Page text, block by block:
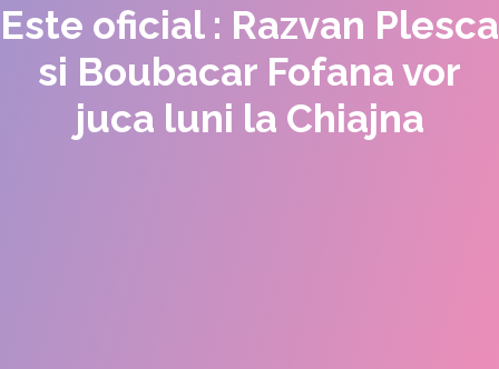
Este oficial : Razvan Plesca
si Boubacar Fofana vor
juca luni la Chiajna